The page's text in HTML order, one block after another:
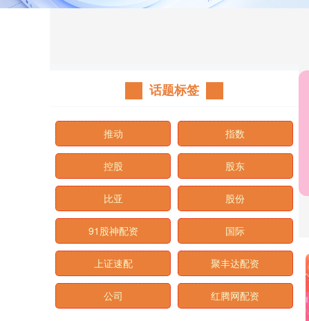
话题标签
推动 指数
控股 股东
比亚 股份
91股神配资 国际
上证速配 聚丰达配资
公司 红腾网配资